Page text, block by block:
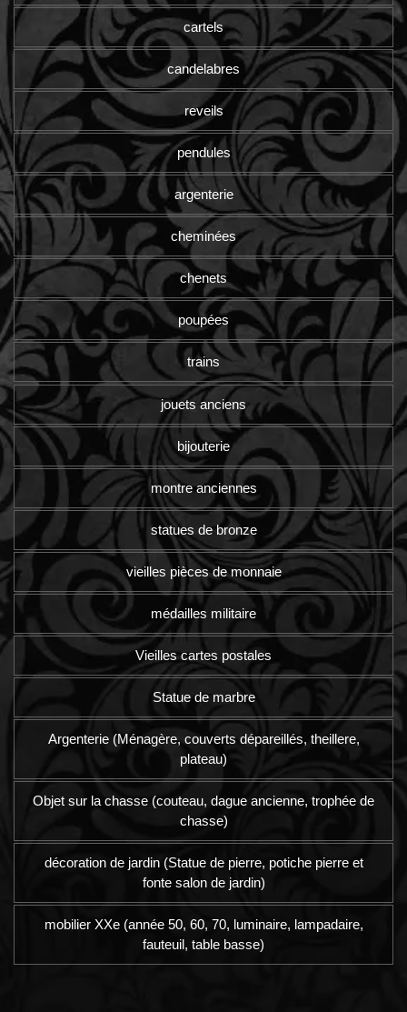
cartels
candelabres
reveils
pendules
argenterie
cheminées
chenets
poupées
trains
jouets anciens
bijouterie
montre anciennes
statues de bronze
vieilles pièces de monnaie
médailles militaire
Vieilles cartes postales
Statue de marbre
Argenterie (Ménagère, couverts dépareillés, theillere,
plateau)
Objet sur la chasse (couteau, dague ancienne, trophée de
chasse)
décoration de jardin (Statue de pierre, potiche pierre et
fonte salon de jardin)
mobilier XXe (année 50, 60, 70, luminaire, lampadaire,
fauteuil, table basse)